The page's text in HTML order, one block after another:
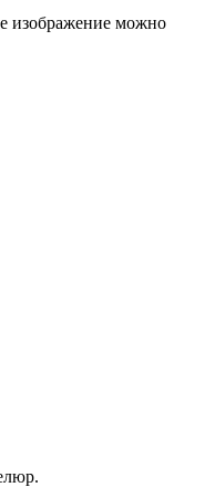
изображение можно